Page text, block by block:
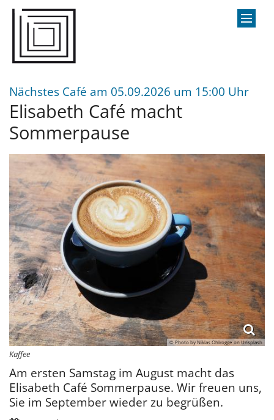
Zum Inhalt springen
Nächstes Café am 05.09.2026 um 15:00 Uhr:
Elisabeth Café macht
Sommerpause
© Photo by Niklas Ohlrogge on Unsplash
Kaffee
Am ersten Samstag im August macht das
Elisabeth Café Sommerpause. Wir freuen uns,
Sie im September wieder zu begrüßen.